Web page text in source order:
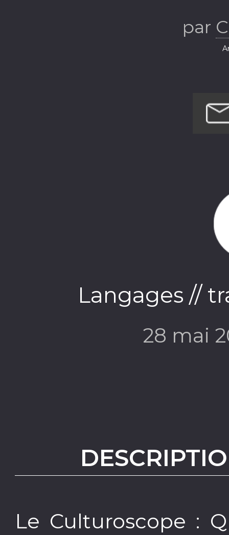
par
Langages //
28 mai
Le Culturoscope :